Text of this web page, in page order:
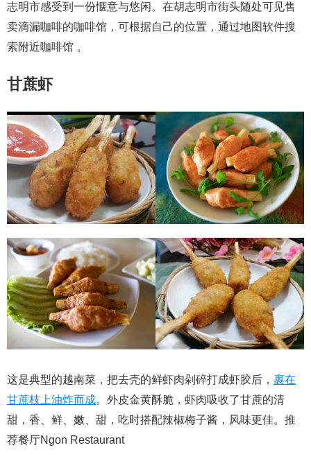
志明市感受到一份惬意与悠闲。在胡志明市街头随处可见售
卖滴漏咖啡的咖啡馆，可根据自己的位置，通过地图软件搜
索附近咖啡馆 。
甘蔗虾
这是典型的越南菜，把去壳的鲜虾肉剁碎打成虾胶后， 裹在
甘蔗枝上油炸而成。外皮金黄酥脆，虾肉吸收了甘蔗的清
甜，香、鲜、嫩、甜，吃时搭配辣椒梅子酱，风味更佳。推
荐餐厅Ngon Restaurant